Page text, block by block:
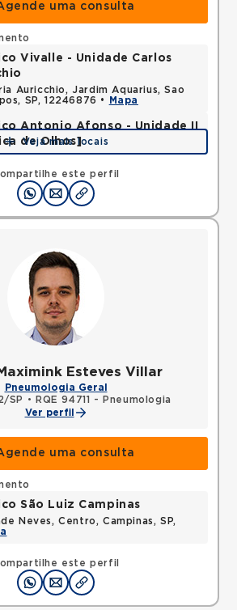
uma consulta
este perfil
Vivalle - Unidade Carlos
Auricchio, Jardim Aquarius, Sao
SP, 12246876 •
Mapa
Antonio Afonso - Unidade II
de Olhos]
Novembro, Centro, Jacarei, SP,
Veja mais locais
Esteves Villar
Pneumologia Geral
SP
•
RQE 94711 - Pneumologia
Ver perfil
uma consulta
este perfil
São Luiz Campinas
Neves, Centro, Campinas, SP,